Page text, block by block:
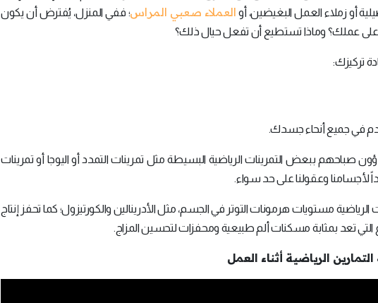
أو زملاء العمل البغيضين، أو العملاء صعبي المراس؛ ففي المنزل، يُفترض أن يكون
على عملك؟ وماذا تستطيع أن تفعل حيال ذلك؟
في جميع أنحاء جسدك.
صباحهم ببعض التمرينات الرياضية البسيطة مثل تمرينات التمدد أو اليوجا أو تمرينات
لأجسامنا وعقولنا على حد سواء.
مستويات هرمونات التوتر في الجسم، مثل الأدرينالين والكورتيزول؛ كما تحفز إنتاج
التي تعد بمثابة مسكنات ألم طبيعية ومحفزات لتحسين المزاج.